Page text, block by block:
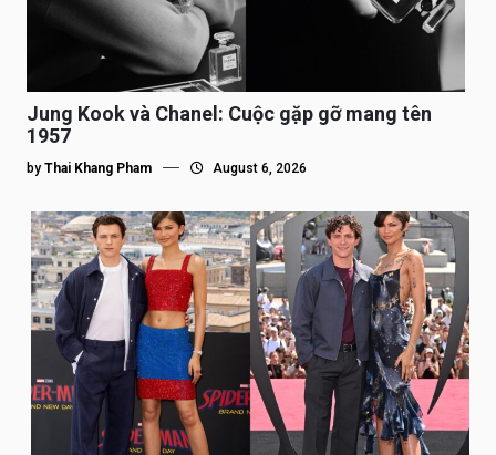
Jung Kook và Chanel: Cuộc gặp gỡ mang tên
1957
by Thai Khang Pham August 6, 2026